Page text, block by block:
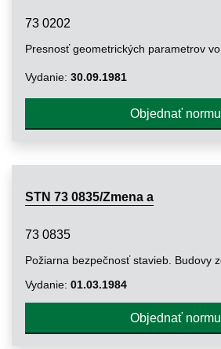
73 0202
Vydanie: 30.09.1981
Objednať normu
STN 73 0835/Zmena a
73 0835
Vydanie: 01.03.1984
Objednať normu